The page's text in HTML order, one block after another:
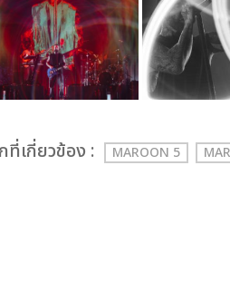
ที่เกี่ยวข้อง : MAROON 5